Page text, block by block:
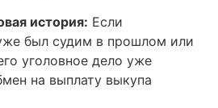
история: Если
был судим в прошлом или
уголовное дело уже
на выплату выкупа